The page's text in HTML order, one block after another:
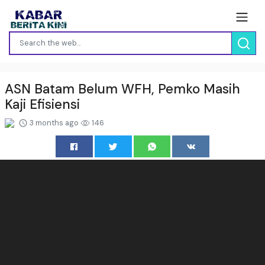
ASN Batam Belum WFH, Pemko Masih
Kaji Efisiensi
3 months ago 146